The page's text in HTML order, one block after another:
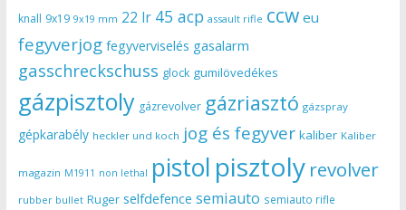
knall 9x19 9x19 mm 22 lr 45 acp assault rifle ccw eu
fegyverjog fegyverviselés gasalarm
gasschreckschuss glock gumilövedékes
gázpisztoly gázrevolver gázriasztó gázspray
gépkarabély heckler und koch jog és fegyver kaliber Kaliber
magazin M1911 non lethal pistol pisztoly revolver
rubber bullet Ruger selfdefence semiauto semiauto rifle